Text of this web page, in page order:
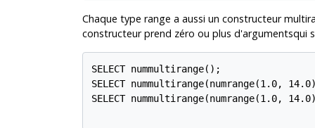
Chaque type range a aussi un constructeur
constructeur prend zéro ou plus d'argumentsqui
SELECT nummultirange();
SELECT nummultirange(numrange(1.0,
SELECT nummultirange(numrange(1.0,